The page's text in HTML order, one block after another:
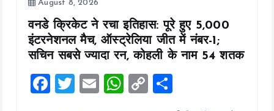
August 8, 2026
वनडे क्रिकेट ने रचा इतिहास: पूरे हुए 5,000
इंटरनेशनल मैच, ऑस्ट्रेलिया जीत में नंबर-1;
सचिन सबसे ज्यादा रन, कोहली के नाम 54 शतक
F
T
E
W
C